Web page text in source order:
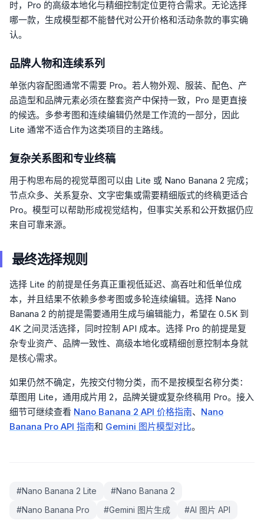
时，Pro 的高级本地化与精细控制定位更符合需求。无论选择
哪一款，生成模型都不能替代对公开价格和活动条款的事实确
认。
品牌人物和连续系列
单张内容配图通常不需要 Pro。若人物外观、服装、配色、产
品造型和品牌元素必须在整套资产中保持一致，Pro 是更直接
的候选。多参考图和连续编辑仍然是工作流的一部分，因此
Lite 通常不适合作为这类项目的主路线。
复杂关系图和专业终稿
用于构思布局的视觉草图可以由 Lite 或 Nano Banana 2 完成；
节点众多、关系复杂、文字密集或需要精细版式的终稿更适合
Pro。模型可以帮助形成视觉结构，但事实关系和公开数据仍应
来自可靠来源。
最终选择规则
选择 Lite 的前提是任务真正重视低延迟、高吞吐和低单位成
本，并且结果不依赖多参考图或多轮连续编辑。选择 Nano
Banana 2 的前提是需要通用生成与编辑能力，希望在 0.5K 到
4K 之间灵活选择，同时控制 API 成本。选择 Pro 的前提是复
杂专业资产、品牌一致性、高级本地化或精细创意控制本身就
是核心需求。
如果仍然不确定，先按交付物分类，而不是按模型名称分类：
草图用 Lite，通用成片用 2，品牌关键或复杂终稿用 Pro。接入
细节可继续查看 Nano Banana 2 API 价格指南、 Nano
Banana Pro API 指南和 Gemini 图片模型对比。
#Nano Banana 2 Lite #Nano Banana 2
#Nano Banana Pro #Gemini 图片生成 #AI 图片 API